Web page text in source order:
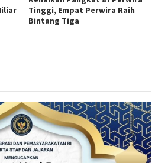
Tinggi, Empat Perwira Raih
Bintang Tiga